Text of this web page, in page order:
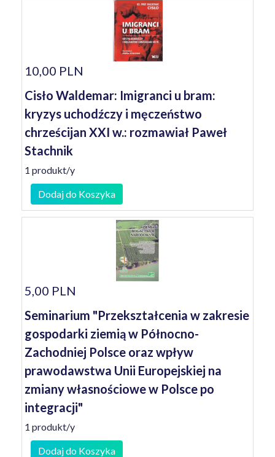
10,00 PLN
Cisło Waldemar: Imigranci u bram:
kryzys uchodźczy i męczeństwo
chrześcijan XXI w.: rozmawiał Paweł
Stachnik
1 produkt/y
Dodaj do Koszyka
5,00 PLN
Seminarium "Przekształcenia w zakresie
gospodarki ziemią w Północno-
Zachodniej Polsce oraz wpływ
prawodawstwa Unii Europejskiej na
zmiany własnościowe w Polsce po
integracji"
1 produkt/y
Dodaj do Koszyka